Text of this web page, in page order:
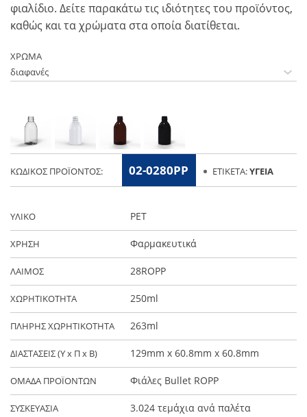
φιαλίδιο. Δείτε παρακάτω τις ιδιότητες του προϊόντος,
καθώς και τα χρώματα στα οποία διατίθεται.
ΥΛΙΚΟ PET
ΧΡΗΣΗ Φαρμακευτικά
ΛΑΙΜΟΣ 28ROPP
ΧΩΡΗΤΙΚΟΤΗΤΑ 250ml
ΠΛΗΡΗΣ ΧΩΡΗΤΙΚΟΤΗΤΑ 263ml
ΔΙΑΣΤΑΣΕΙΣ (Y x Π x Β) 129mm x 60.8mm x 60.8mm
ΟΜΑΔΑ ΠΡΟΪΟΝΤΩΝ Φιάλες Bullet ROPP
ΣΥΣΚΕΥΑΣΙΑ 3.024 τεμάχια ανά παλέτα
ΧΡΩΜΑ
ΚΩΔΙΚΌΣ ΠΡΟΪΌΝΤΟΣ: 02-0280PP ΕΤΙΚΈΤΑ:ΥΓΕΊΑ